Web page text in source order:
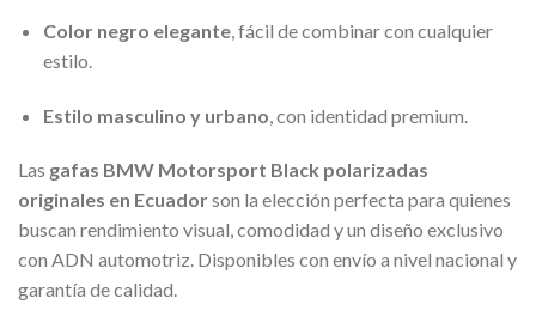
Color negro elegante, fácil de combinar con cualquier
estilo.
Estilo masculino y urbano , con identidad premium.
Las gafas BMW Motorsport Black polarizadas
originales en Ecuadorson la elección perfecta para quienes
buscan rendimiento visual, comodidad y un diseño exclusivo
con ADN automotriz. Disponibles con envío a nivel nacional y
garantía de calidad.